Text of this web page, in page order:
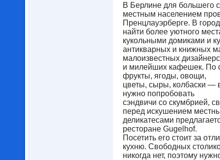
В Берлине для большего
местным населением
Пренцлауэрберге. В
найти более уютного
кукольными домиками и
антикварных и книжных
малоизвестных
и милейших кафешек. По
фрукты, ягоды, овощи,
цветы, сыры, колбаски —
нужно попробовать
сэндвичи со скумбрией,
перед искушением
деликатесами
ресторане Gugelhof.
Посетить его стоит за
кухню. Свободных
никогда нет, поэтому